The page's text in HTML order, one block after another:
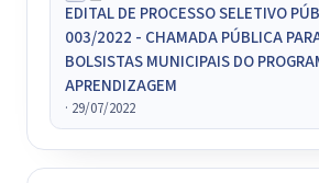
EDITAL DE PROCESSO SELETIVO
003/2022 - CHAMADA PÚBLICA
BOLSISTAS MUNICIPAIS DO
APRENDIZAGEM
· 29/07/2022